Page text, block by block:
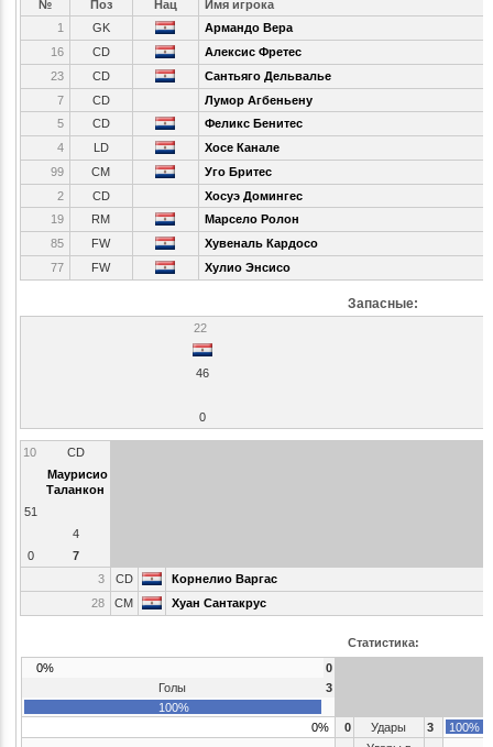
№ Поз Нац
Имя игрока
1
GK
Армандо Вера
16
CD
Алексис Фретес
23
CD
Сантьяго Дельвалье
7
CD
Лумор Агбеньену
5
CD
Феликс Бенитес
4
LD
Хосе Канале
99
CM
Уго Бритес
2
CD
Хосуэ Домингес
19
RM
Марсело Ролон
85
FW
Хувеналь Кардосо
77
FW Хулио Энсисо
Запасные:
22
46
0
10
CD
Маурисио
Таланкон
51
4
0
7
3
CD
Корнелио Варгас
28
CM Хуан Сантакрус
Статистика:
0%
0
Голы
3
100%
0%
0 Удары 3 100%